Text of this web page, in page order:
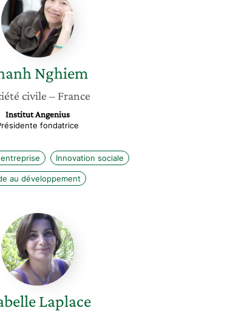
Nghiem
Nghiem
civile – France
Institut Angenius
fondatrice
Innovation sociale
au développement
Isabelle
Laplace
Laplace